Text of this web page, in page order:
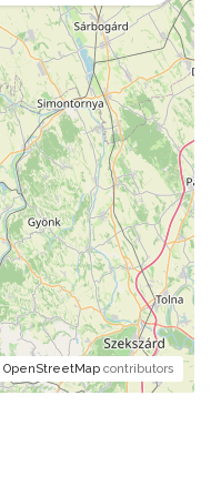
OpenStreetMap contributors